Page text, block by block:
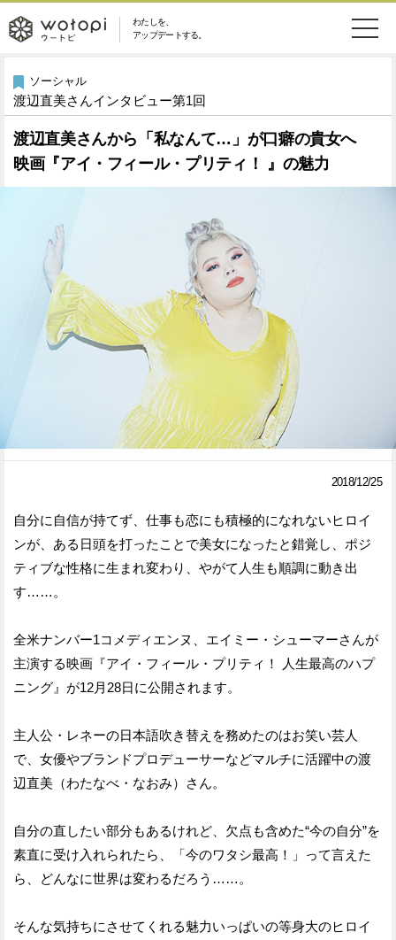
わたしを、
アップデートする。
wotopi
-
ウ
ー
ト
ピ
メ
ニ
ュ
ー
恋愛・結婚
美容・コスメ 妊娠・出産
健康 ワークスタイル
アイテム
ウートピとは？
Facebook
ェ
ア
ェ
ア
ソーシャル
渡辺直美さんインタビュー第1回
渡辺直美さんから「私なんて…」が口癖の貴女へ
映画『アイ・フィール・プリティ！ 』の魅力
2018/12/25
自分に自信が持てず、仕事も恋にも積極的になれないヒロイ
ンが、ある日頭を打ったことで美女になったと錯覚し、ポジ
ティブな性格に生まれ変わり、やがて人生も順調に動き出
す……。
全米ナンバー1コメディエンヌ、エイミー・シューマーさんが
主演する映画『アイ・フィール・プリティ！ 人生最高のハプ
ニング』が12月28日に公開されます。
主人公・レネーの日本語吹き替えを務めたのはお笑い芸人
で、女優やブランドプロデューサーなどマルチに活躍中の渡
辺直美（わたなべ・なおみ）さん。
自分の直したい部分もあるけれど、欠点も含めた“今の自分”を
素直に受け入れられたら、「今のワタシ最高！」って言えた
ら、どんなに世界は変わるだろう……。
そんな気持ちにさせてくれる魅力いっぱいの等身大のヒロイ